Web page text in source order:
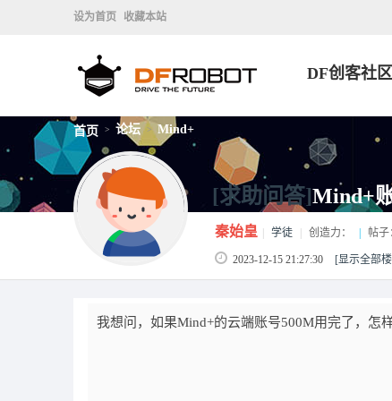
设为首页 收藏本站
DF创客社区
首页 > 论坛 > Mind+
[求助问答]Mind+
秦始皇 学徒 创造力： 帖子
2023-12-15 21:27:30 [显示全部
我想问，如果Mind+的云端账号500M用完了，怎